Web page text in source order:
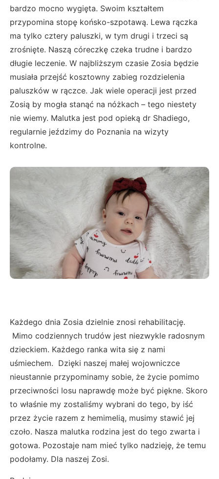
bardzo mocno wygięta. Swoim kształtem
przypomina stopę końsko-szpotawą. Lewa rączka
ma tylko cztery paluszki, w tym drugi i trzeci są
zrośnięte. Naszą córeczkę czeka trudne i bardzo
długie leczenie. W najbliższym czasie Zosia będzie
musiała przejść kosztowny zabieg rozdzielenia
paluszków w rączce. Jak wiele operacji jest przed
Zosią by mogła stanąć na nóżkach – tego niestety
nie wiemy. Malutka jest pod opieką dr Shadiego,
regularnie jeździmy do Poznania na wizyty
kontrolne.
Każdego dnia Zosia dzielnie znosi rehabilitację.
Mimo codziennych trudów jest niezwykle radosnym
dzieckiem. Każdego ranka wita się z nami
uśmiechem. Dzięki naszej małej wojowniczce
nieustannie przypominamy sobie, że życie pomimo
przeciwności losu naprawdę może być piękne. Skoro
to właśnie my zostaliśmy wybrani do tego, by iść
przez życie razem z hemimelią, musimy stawić jej
czoło. Nasza malutka rodzina jest do tego zwarta i
gotowa. Pozostaje nam mieć tylko nadzieję, że temu
podołamy. Dla naszej Zosi.